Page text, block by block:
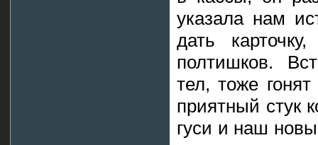
указала нам
дать
полтишков.
тел, тоже
приятный стук
гуси и наш